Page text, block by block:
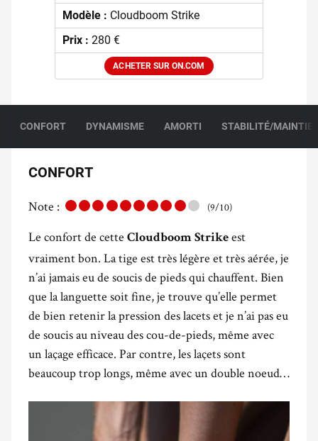
Modèle : Cloudboom Strike
Prix : 280 €
ACHETER SUR ON.COM
CONFORT DYNAMISME AMORTI STABILITÉ/
CONFORT
Note : (9/10)
Le confort de cette Cloudboom Strike est
vraiment bon. La tige est très légère et très aérée, je
n’ai jamais eu de soucis de pieds qui chauffent. Bien
que la languette soit fine, je trouve qu’elle permet
de bien retenir la pression des lacets et je n’ai pas eu
de soucis au niveau des cou-de-pieds, même avec
un laçage efficace. Par contre, les laçets sont
beaucoup trop longs, même avec un double noeud…